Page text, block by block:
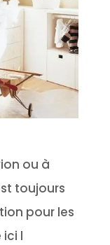
ou à
toujours
pour les
l